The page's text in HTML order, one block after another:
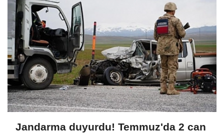
Jandarma duyurdu! Temmuz'da 2 can